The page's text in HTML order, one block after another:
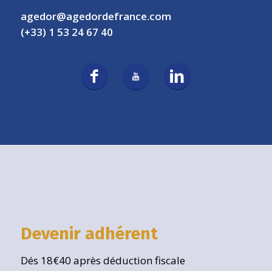
agedor@agedordefrance.com
(+33) 1 53 24 67 40
Devenir adhérent
Dés 18€40 après déduction fiscale